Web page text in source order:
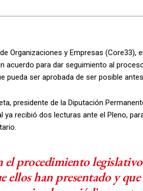
Organizaciones y Empresas
acuerdo para dar seguimiento al
pueda ser aprobada de ser posible
presidente de la Diputación
ya recibió dos lecturas ante el Pleno,
el procedimiento
ellos han presentado y